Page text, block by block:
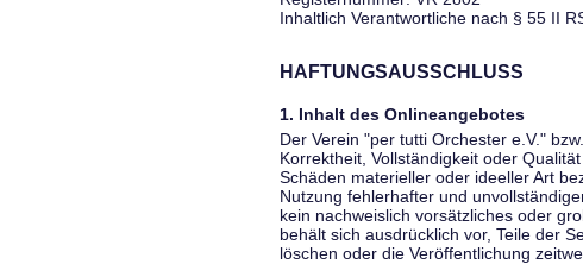
Inhaltlich Verantwortliche nach § 55 II
HAFTUNGSAUSSCHLUSS
1. Inhalt des Onlineangebotes
Der Verein "per tutti Orchester e.V."
Korrektheit, Vollständigkeit oder
Schäden materieller oder ideeller Art
Nutzung fehlerhafter und
kein nachweislich vorsätzliches oder
behält sich ausdrücklich vor, Teile der
löschen oder die Veröffentlichung